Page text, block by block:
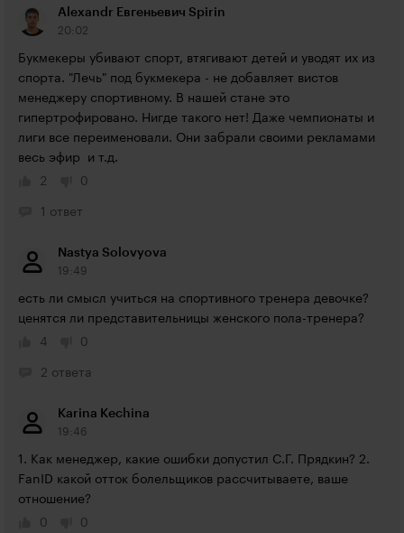
Alexandr Евгеньевич Spirin
20:02
Букмекеры убивают спорт, втягивают детей и уводят их из
спорта. "Лечь" под букмекера - не добавляет вистов
менеджеру спортивному. В нашей стане это
гипертрофировано. Нигде такого нет! Даже чемпионаты и
лиги все переименовали. Они забрали своими рекламами
весь эфир  и т.д.
2
0
1 ответ
Nastya Solovyova
19:49
есть ли смысл учиться на спортивного тренера девочке?
ценятся ли представительницы женского пола-тренера?
4
0
2 ответа
Karina Kechina
19:46
1. Как менеджер, какие ошибки допустил С.Г. Прядкин? 2.
FanID какой отток болельщиков рассчитываете, ваше
отношение?
0
0